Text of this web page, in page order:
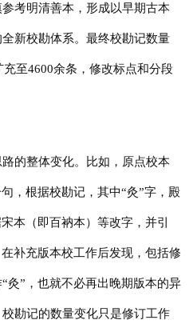
考明清善本，形成以早期古本
新校勘体系。最终校勘记数量
至4600余条，修改标点和分段
的整体变化。比如，原点校本
，根据校勘记，其中“灸”字，殿
本（即百衲本）等改字，并引
在补充版本校工作后发现，包括修
灸”，也就不必再出晚期版本的异
勘记的数量变化只是修订工作